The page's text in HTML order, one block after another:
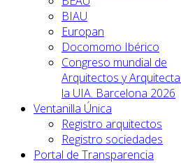
BIAU
Europan
Docomomo Ibérico
Congreso mundial de
Arquitectos y
la UIA. Barcelona 2026
Ventanilla Única
Registro arquitectos
Registro sociedades
Portal de Transparencia